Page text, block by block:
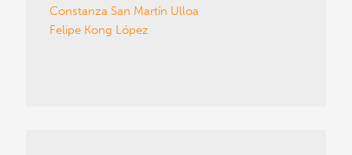
Constanza San Martín Ulloa
Felipe Kong López